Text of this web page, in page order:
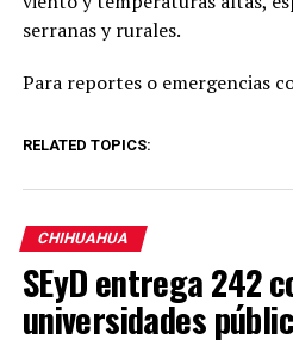
serranas y rurales.
Para reportes o emergencias
RELATED TOPICS:
CHIHUAHUA
SEyD entrega 242
universidades